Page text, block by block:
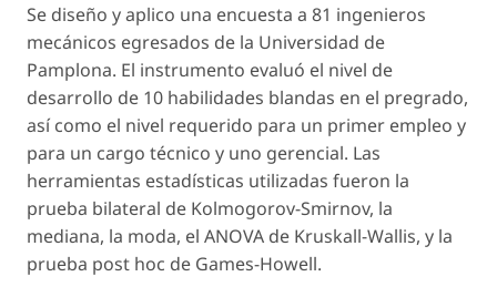
Se diseño y aplico una encuesta a 81 ingenieros
mecánicos egresados de la Universidad de
Pamplona. El instrumento evaluó el nivel de
desarrollo de 10 habilidades blandas en el pregrado,
así como el nivel requerido para un primer empleo y
para un cargo técnico y uno gerencial. Las
herramientas estadísticas utilizadas fueron la
prueba bilateral de Kolmogorov-Smirnov, la
mediana, la moda, el ANOVA de Kruskall-Wallis, y la
prueba post hoc de Games-Howell.